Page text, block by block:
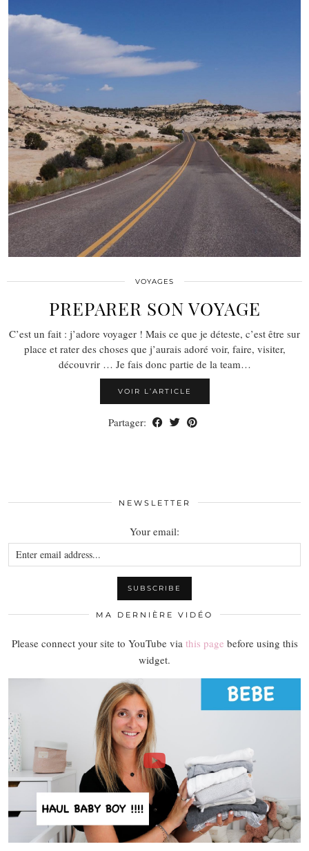
VOYAGES
PREPARER SON VOYAGE
C’est un fait : j’adore voyager ! Mais ce que je déteste, c’est être sur
place et rater des choses que j’aurais adoré voir, faire, visiter,
découvrir … Je fais donc partie de la team…
VOIR L’ARTICLE
Partager:
NEWSLETTER
Your email:
MA DERNIÈRE VIDÉO
Please connect your site to YouTube via this page before using this
widget.